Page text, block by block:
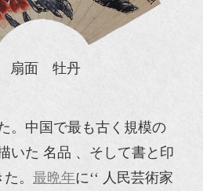
牡丹
。中国で最も古く規模の
いた 名品 、そして書と印
。 最晩年に‘‘ 人民芸術家